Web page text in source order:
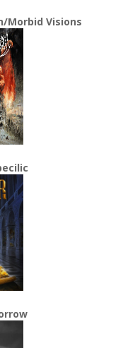
Morbid Visions